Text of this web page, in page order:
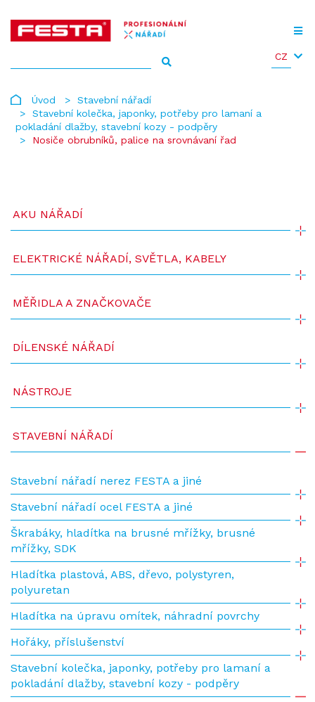
CZ
Úvod
Stavební nářadí
Stavební kolečka, japonky, potřeby pro lamaní a
pokladání dlažby, stavební kozy - podpěry
Nosiče obrubníků, palice na srovnávaní řad
AKU NÁŘADÍ
ELEKTRICKÉ NÁŘADÍ, SVĚTLA, KABELY
MĚŘIDLA A ZNAČKOVAČE
DÍLENSKÉ NÁŘADÍ
NÁSTROJE
STAVEBNÍ NÁŘADÍ
Stavební nářadí nerez FESTA a jiné
Stavební nářadí ocel FESTA a jiné
Škrabáky, hladítka na brusné mřížky, brusné
mřížky, SDK
Hladítka plastová, ABS, dřevo, polystyren,
polyuretan
Hladítka na úpravu omítek, náhradní povrchy
Hořáky, příslušenství
Stavební kolečka, japonky, potřeby pro lamaní a
pokladání dlažby, stavební kozy - podpěry